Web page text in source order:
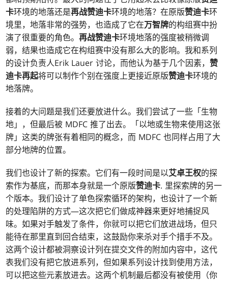
卡环境的地落还是再战赞迪卡环境的地落？在原版赞迪卡环
境里，地落非常的强势，也造成了它在万智牌的构组赛中扮
演了很重要的角色。再战赞迪卡环境地落的强度被稍微调
弱，结果也造成它在构组赛中没有那么大的影响。我和系列
的设计负责人Erik Lauer 讨论，而他认为基于几个因素，赞
迪卡再起将可以制作个别在强度上更接近原版赞迪卡环境的
地落牌。
接着的大问题是我们还要放进什么。我们尝试了一些「生物
地」，但最后被 MDFC 推了出去。「以地或生物来使用这张
牌」这类的牌张有着相同的概念，而 MDFC 也同样占用了大
部分地牌的位置。
我们也设计了新的探索。它们有一段时间是以艾卓王权的探
索作为基底，而那本身就是一个原版赞迪卡. 里探索牌的另一
个版本。我们设计了单色探索循环的架构，也设计了一个新
的处理陷阱的方式—这次把它们做成神器来更好地捕捉风
味。如果对手触发了条件，你就可以把它们放进战场，但只
能待在那里直到回合结束，这鼓励你来杀对手个措手不及。
这两个设计都被洞察设计列在提交文件的附加内容中，这代
表我们没有把它放进系列，但如果系列设计找到使用方法，
可以把这些元素放进去。这两个机制最后都没有被使用（你